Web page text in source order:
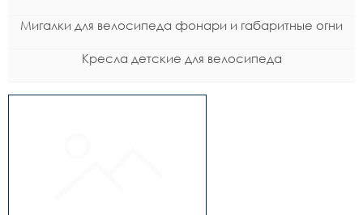
Мигалки для велосипеда фонари и габаритные огни
Кресла детские для велосипеда